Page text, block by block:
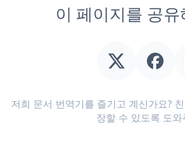
이 페이지를 공
저희 문서 번역기를 즐기고 계신가요?
장할 수 있도록 도와